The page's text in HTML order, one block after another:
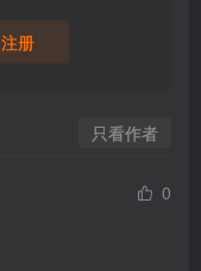
注册
只看作者
0